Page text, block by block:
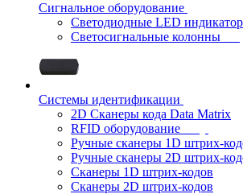
Сигнальное оборудование
Светодиодные LED
Светосигнальные колонны
Системы идентификации
2D Сканеры кода Data Matrix
RFID оборудование
Ручные сканеры 1D штрих-
Ручные сканеры 2D штрих-
Сканеры 1D штрих-кодов
Сканеры 2D штрих-кодов